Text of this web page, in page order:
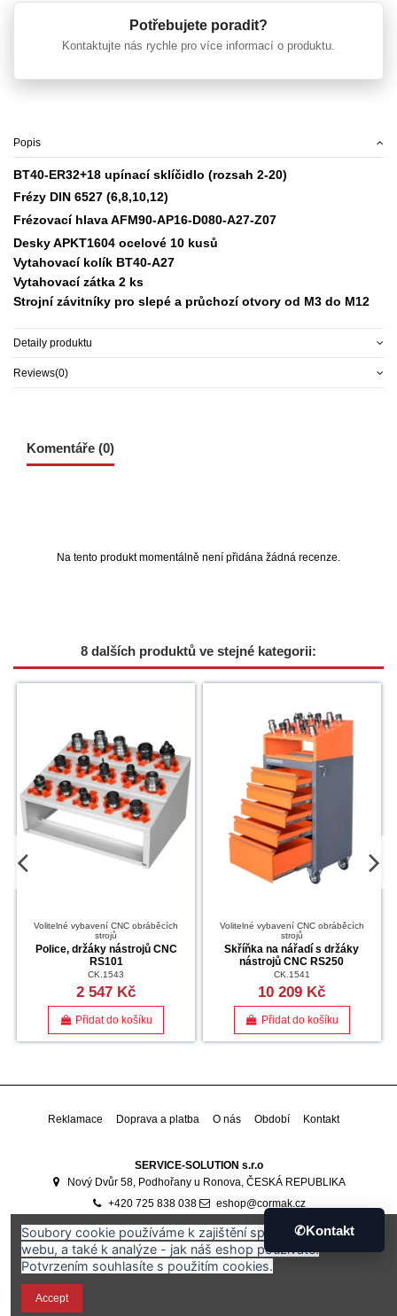
Potřebujete poradit?
Kontaktujte nás rychle pro více informací o produktu.
Popis
BT40-ER32+18 upínací sklíčidlo (rozsah 2-20)
Frézy DIN 6527 (6,8,10,12)
Frézovací hlava AFM90-AP16-D080-A27-Z07
Desky APKT1604 ocelové 10 kusů
Vytahovací kolík BT40-A27
Vytahovací zátka 2 ks
Strojní závitníky pro slepé a průchozí otvory od M3 do M12
Detaily produktu
Reviews(0)
Komentáře (0)
Na tento produkt momentálně není přidána žádná recenze.
8 dalších produktů ve stejné kategorii:
Volitelné vybavení CNC obráběcích
strojů
Police, držáky nástrojů CNC
RS101
CK.1543
2 547 Kč
Přidat do košíku
Volitelné vybavení CNC obráběcích
strojů
Skříňka na nářadí s držáky
nástrojů CNC RS250
CK.1541
10 209 Kč
Přidat do košíku
Reklamace Doprava a platba O nás Období Kontakt
SERVICE-SOLUTION s.r.o
Nový Dvůr 58, Podhořany u Ronova, ČESKÁ REPUBLIKA
+420 725 838 038
eshop@cormak.cz
Developed byAli Software Development 🇷🇴
Soubory cookie používáme k zajištění správného fungování
webu, a také k analýze - jak náš eshop používáte.
Potvrzením souhlasíte s použitím cookies.
Accept
✆Kontakt